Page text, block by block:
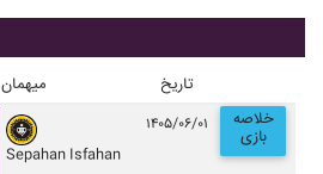
میهمان تاریخ
Sepahan Isfahan
۱۴۰۵/۰۶/۰۱ خلاصه
بازی